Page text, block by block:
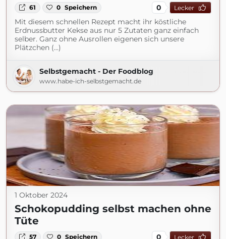
61 0 Speichern 0 Lecker
Mit diesem schnellen Rezept macht ihr köstliche
Erdnussbutter Kekse aus nur 5 Zutaten ganz einfach
selber. Ganz ohne Ausrollen eigenen sich unsere
Plätzchen (...)
Selbstgemacht - Der Foodblog
www.habe-ich-selbstgemacht.de
1 Oktober 2024
Schokopudding selbst machen ohne
Tüte
57 0 Speichern 0 Lecker